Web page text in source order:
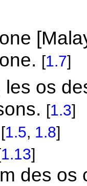
[1.7]
les os
[1.3]
[1.5, 1.8]
1.13]
des os